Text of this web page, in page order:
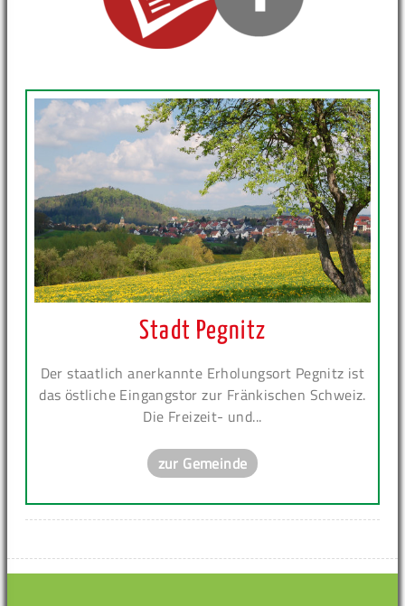
Stadt Pegnitz
Der staatlich anerkannte Erholungsort Pegnitz ist
das östliche Eingangstor zur Fränkischen Schweiz.
Die Freizeit- und...
zur Gemeinde